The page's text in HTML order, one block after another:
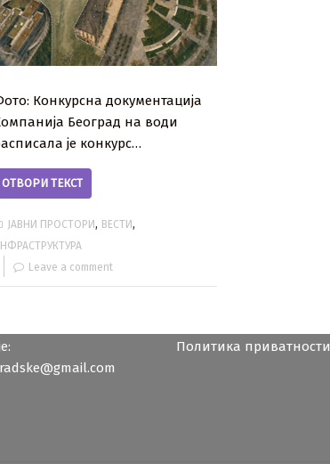
Конкурсна документација
Београд на води
је конкурс…
ОТВОРИ ТЕКСТ
ЈАВНИ ПРОСТОРИ, ВЕСТИ,
Leave a comment
Политика приватности